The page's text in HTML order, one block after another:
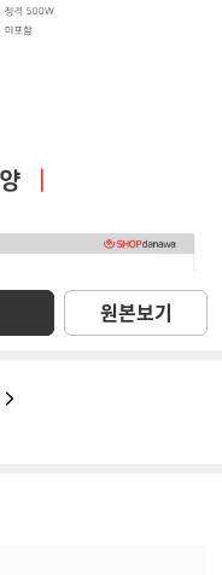
원본보기